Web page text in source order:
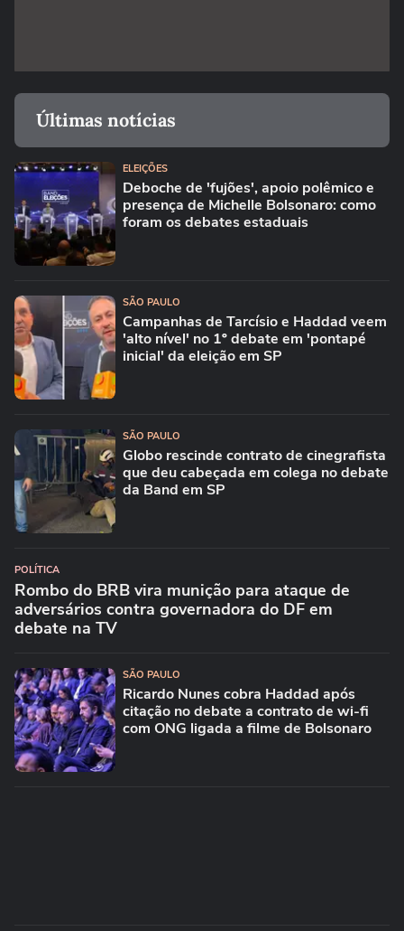
Últimas notícias
ELEIÇÕES
Deboche de 'fujões', apoio polêmico e
presença de Michelle Bolsonaro: como
foram os debates estaduais
SÃO PAULO
Campanhas de Tarcísio e Haddad veem
'alto nível' no 1º debate em 'pontapé
inicial' da eleição em SP
SÃO PAULO
Globo rescinde contrato de cinegrafista
que deu cabeçada em colega no debate
da Band em SP
POLÍTICA
Rombo do BRB vira munição para ataque de
adversários contra governadora do DF em
debate na TV
SÃO PAULO
Ricardo Nunes cobra Haddad após
citação no debate a contrato de wi-fi
com ONG ligada a filme de Bolsonaro